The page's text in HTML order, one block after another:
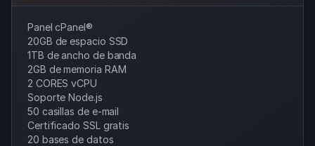
Panel cPanel®
20GB de espacio SSD
1TB de ancho de banda
2GB de memoria RAM
2 CORES vCPU
Soporte Node.js
50 casillas de e-mail
Certificado SSL gratis
20 bases de datos